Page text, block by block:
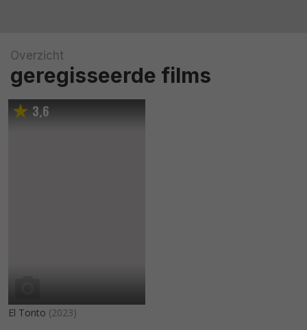
Overzicht
geregisseerde films
3,6
El Tonto (2023)